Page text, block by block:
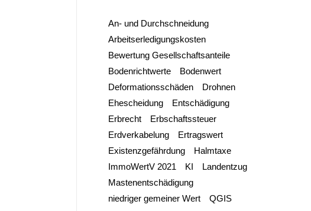
An- und Durchschneidung
Arbeitserledigungskosten
Bewertung Gesellschaftsanteile
Bodenrichtwerte
Bodenwert
Deformationsschäden
Drohnen
Ehescheidung
Entschädigung
Erbrecht
Erbschaftssteuer
Erdverkabelung
Ertragswert
Existenzgefährdung
Halmtaxe
ImmoWertV 2021
KI
Landentzug
Mastenentschädigung
niedriger gemeiner Wert
QGIS